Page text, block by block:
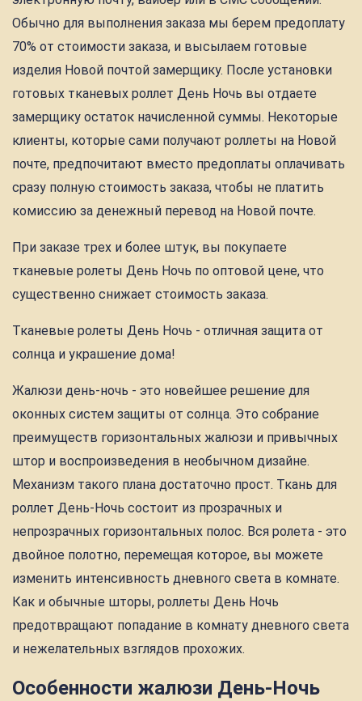
Обычно для выполнения заказа мы берем предоплату
70% от стоимости заказа, и высылаем готовые
изделия Новой почтой замерщику. После установки
готовых тканевых роллет День Ночь вы отдаете
замерщику остаток начисленной суммы. Некоторые
клиенты, которые сами получают роллеты на Новой
почте, предпочитают вместо предоплаты оплачивать
сразу полную стоимость заказа, чтобы не платить
комиссию за денежный перевод на Новой почте.
При заказе трех и более штук, вы покупаете
тканевые ролеты День Ночь по оптовой цене, что
существенно снижает стоимость заказа.
Тканевые ролеты День Ночь - отличная защита от
солнца и украшение дома!
Жалюзи день-ночь - это новейшее решение для
оконных систем защиты от солнца. Это собрание
преимуществ горизонтальных жалюзи и привычных
штор и воспроизведения в необычном дизайне.
Механизм такого плана достаточно прост. Ткань для
роллет День-Ночь состоит из прозрачных и
непрозрачных горизонтальных полос. Вся ролета - это
двойное полотно, перемещая которое, вы можете
изменить интенсивность дневного света в комнате.
Как и обычные шторы, роллеты День Ночь
предотвращают попадание в комнату дневного света
и нежелательных взглядов прохожих.
Особенности жалюзи День-Ночь